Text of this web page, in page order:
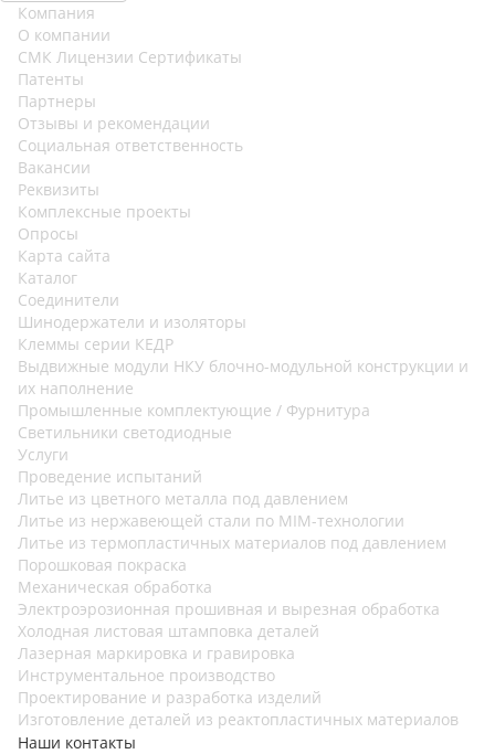
Компания
О компании
СМК Лицензии Сертификаты
Патенты
Партнеры
Отзывы и рекомендации
Социальная ответственность
Вакансии
Реквизиты
Комплексные проекты
Опросы
Карта сайта
Каталог
Соединители
Шинодержатели и изоляторы
Клеммы серии КЕДР
Выдвижные модули НКУ блочно-модульной конструкции и
их наполнение
Промышленные комплектующие / Фурнитура
Светильники светодиодные
Услуги
Проведение испытаний
Литье из цветного металла под давлением
Литье из нержавеющей стали по MIM-технологии
Литье из термопластичных материалов под давлением
Порошковая покраска
Механическая обработка
Электроэрозионная прошивная и вырезная обработка
Холодная листовая штамповка деталей
Лазерная маркировка и гравировка
Инструментальное производство
Проектирование и разработка изделий
Изготовление деталей из реактопластичных материалов
Наши контакты